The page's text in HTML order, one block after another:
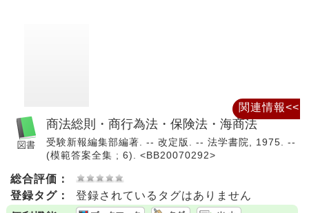
商法総則・商行為法・保険法・海商法
受験新報編集部編著. -- 改定版. -- 法学書院, 1975. --
(模範答案全集 ; 6). <BB20070292>
総合評価：
登録タグ：
登録されているタグはありません
関連情報<<